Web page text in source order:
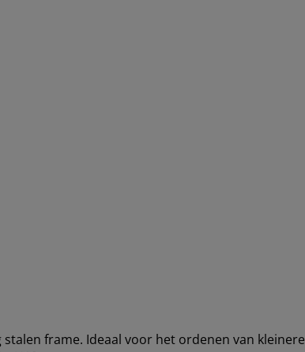
frame. Ideaal voor het ordenen van kleinere